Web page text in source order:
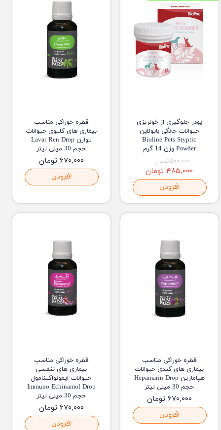
پودر جلوگیری از خونریزی
حیوانات خانگی بایولاین
Bioline Pets Styptic
Powder وزن 14 گرم
۵۷۰,۰۰۰ تومان
۴۸۵,۰۰۰ تومان
افزودن
قطره خوراکی مناسب
بیماری های کلیوی حیوانات
لاوارن Lavar Ren Drop
حجم 30 میلی لیتر
۶۷۰,۰۰۰ تومان
افزودن
قطره خوراکی مناسب
بیماری های کبدی حیوانات
هپامارین Hepamarin Drop
حجم 30 میلی لیتر
۶۷۰,۰۰۰ تومان
افزودن
قطره خوراکی مناسب
بیماری های تنفسی
حیوانات ایمونواکینامول
Immuno Echinamol Drop
حجم 30 میلی لیتر
۶۷۰,۰۰۰ تومان
افزودن